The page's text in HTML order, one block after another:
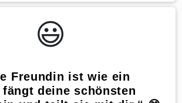
😃️
Freundin ist wie ein
deine schönsten